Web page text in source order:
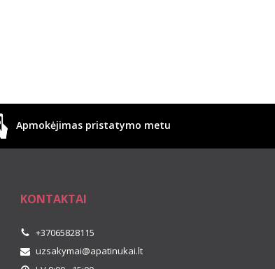
Apmokėjimas pristatymo metu
KONTAKTAI
+37065828115
uzsakymai@apatinukai.lt